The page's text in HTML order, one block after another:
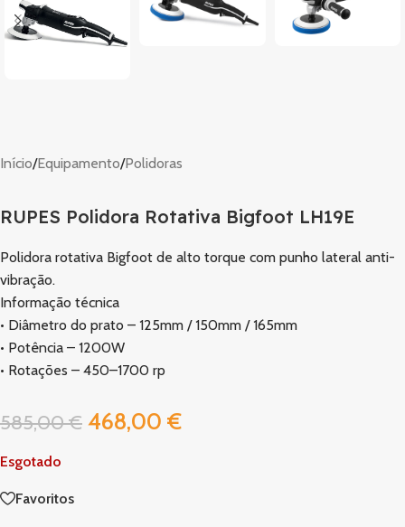
Início/Equipamento/Polidoras
RUPES Polidora Rotativa Bigfoot LH19E
Polidora rotativa Bigfoot de alto torque com punho lateral anti-
vibração.
Informação técnica
• Diâmetro do prato – 125mm / 150mm / 165mm
• Potência – 1200W
• Rotações – 450–1700 rp
585,00€ 468,00 €
Esgotado
Favoritos